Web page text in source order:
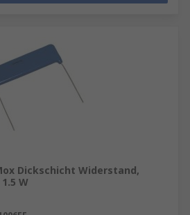
Dickschicht Widerstand,
W